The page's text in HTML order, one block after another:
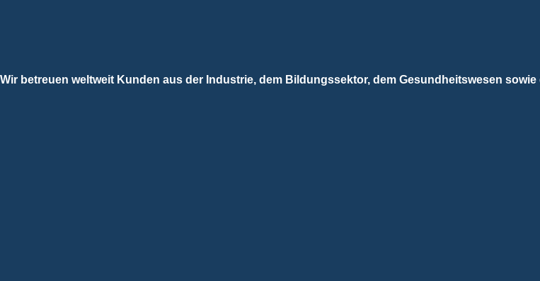
Wir betreuen weltweit Kunden aus der Industrie, dem Bildungssektor, dem Gesundheitswesen